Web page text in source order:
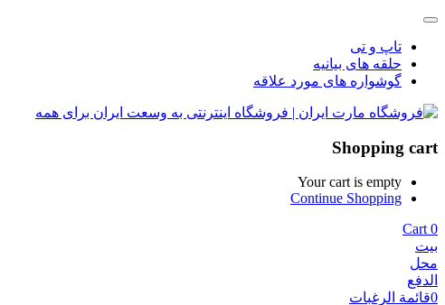
تاپ و تی
حلقه های بیانیه
گوشواره های مورد علاقه
Shopping cart
Your cart is empty
Continue Shopping
0
Cart
بيت
محل
الدفع
0قائمة الرغبات